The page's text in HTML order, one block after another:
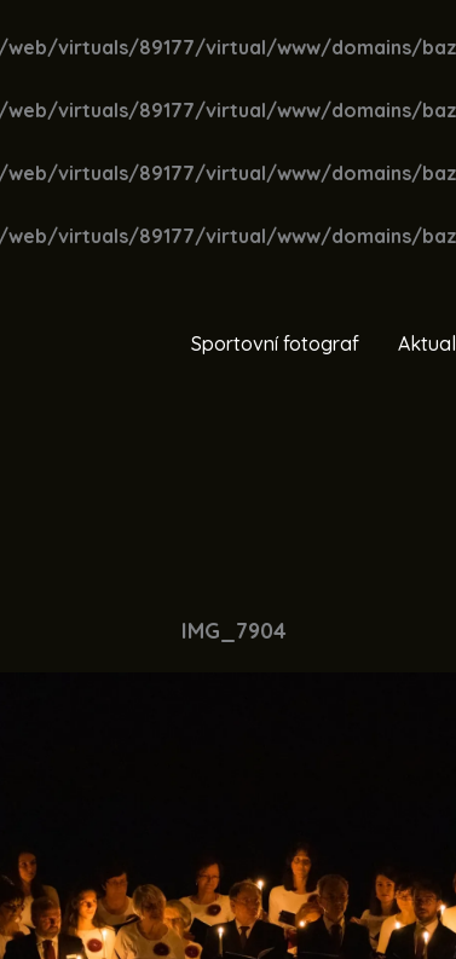
virtuals/89177/virtual/www/domains/
virtuals/89177/virtual/www/domains/
virtuals/89177/virtual/www/domains/
virtuals/89177/virtual/www/domains/
Sportovní fotograf
IMG_7904